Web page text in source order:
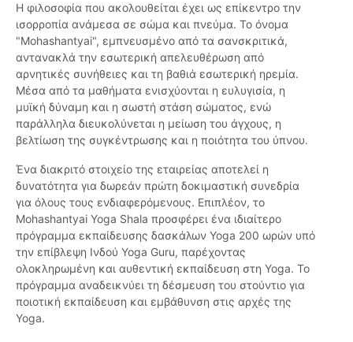
Η φιλοσοφία που ακολουθείται έχει ως επίκεντρο την
ισορροπία ανάμεσα σε σώμα και πνεύμα. Το όνομα
"Mohashantyai", εμπνευσμένο από τα σανσκριτικά,
αντανακλά την εσωτερική απελευθέρωση από
αρνητικές συνήθειες και τη βαθιά εσωτερική ηρεμία.
Μέσα από τα μαθήματα ενισχύονται η ευλυγισία, η
μυϊκή δύναμη και η σωστή στάση σώματος, ενώ
παράλληλα διευκολύνεται η μείωση του άγχους, η
βελτίωση της συγκέντρωσης και η ποιότητα του ύπνου.
Ένα διακριτό στοιχείο της εταιρείας αποτελεί η
δυνατότητα για δωρεάν πρώτη δοκιμαστική συνεδρία
για όλους τους ενδιαφερόμενους. Επιπλέον, το
Mohashantyai Yoga Shala προσφέρει ένα ιδιαίτερο
πρόγραμμα εκπαίδευσης δασκάλων Yoga 200 ωρών υπό
την επίβλεψη Ινδού Yoga Guru, παρέχοντας
ολοκληρωμένη και αυθεντική εκπαίδευση στη Yoga. Το
πρόγραμμα αναδεικνύει τη δέσμευση του στούντιο για
ποιοτική εκπαίδευση και εμβάθυνση στις αρχές της
Yoga.